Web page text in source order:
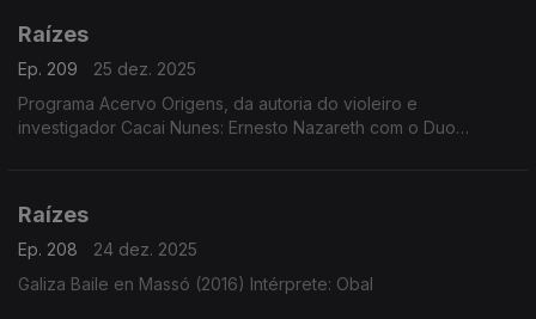
Raízes
Ep. 209
25 dez. 2025
Programa Acervo Origens, da autoria do violeiro e
investigador Cacai Nunes: Ernesto Nazareth com o Duo
Raízes
Ep. 208
24 dez. 2025
Galiza Baile en Massó (2016) Intérprete: Obal